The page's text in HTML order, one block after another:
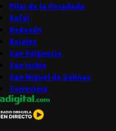
Pilar de la Horadada
Rafal
Redován
Rojales
San Fulgencio
San Isidro
San Miguel de Salinas
Torrevieja